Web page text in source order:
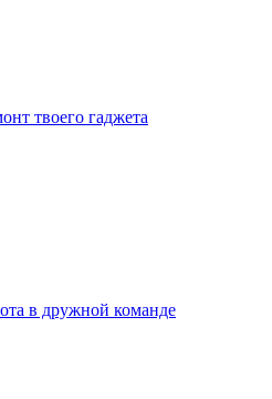
твоего гаджета
в дружной команде